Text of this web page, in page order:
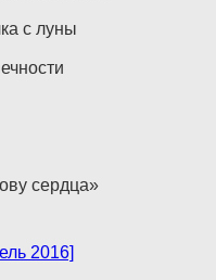
с луны
сердца»
2016]